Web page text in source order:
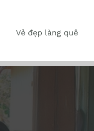
Vẻ đẹp làng quê